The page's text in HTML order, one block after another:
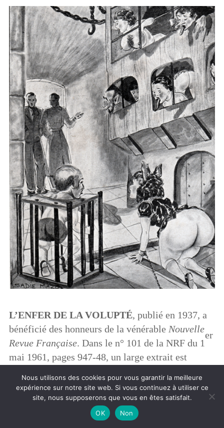
L’ENFER DE LA VOLUPTÉ, publié en 1937, a
bénéficié des honneurs de la vénérable Nouvelle
Revue Française. Dans le n° 101 de la NRF du 1
er
mai 1961, pages 947-48, un large extrait est
le passage les plus dérangé de Vergerie, décrivant
le résultat des opérations chirurgicales pratiquées
sur des enfants volés dès leur jeune âge,
Nous utilisons des cookies pour vous garantir la meilleure
expérience sur notre site web. Si vous continuez à utiliser ce
site, nous supposerons que vous en êtes satisfait.
OK
Non